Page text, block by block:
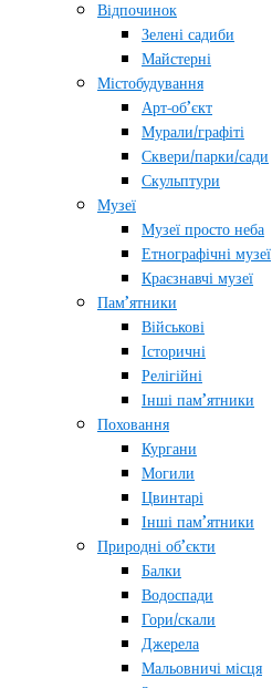
Відпочинок
Зелені садиби
Майстерні
Містобудування
Арт-об’єкт
Мурали/графіті
Сквери/парки/сади
Скульптури
Музеї
Музеї просто неба
Етнографічні музеї
Краєзнавчі музеї
Пам’ятники
Військові
Історичні
Релігійні
Інші пам’ятники
Поховання
Кургани
Могили
Цвинтарі
Інші пам’ятники
Природні об’єкти
Балки
Водоспади
Гори/скали
Джерела
Мальовничі місця